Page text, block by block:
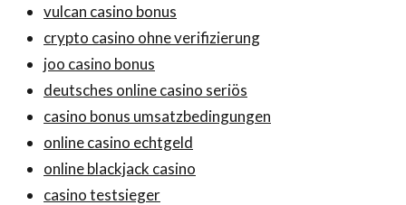
vulcan casino bonus
crypto casino ohne verifizierung
joo casino bonus
deutsches online casino seriös
casino bonus umsatzbedingungen
online casino echtgeld
online blackjack casino
casino testsieger